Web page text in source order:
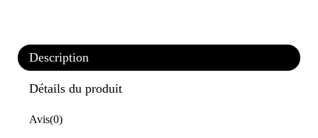
Description
Détails du produit
Avis(0)